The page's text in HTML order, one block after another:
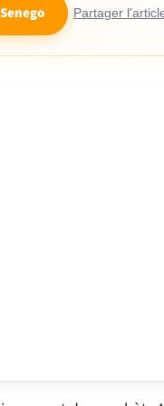
Partager